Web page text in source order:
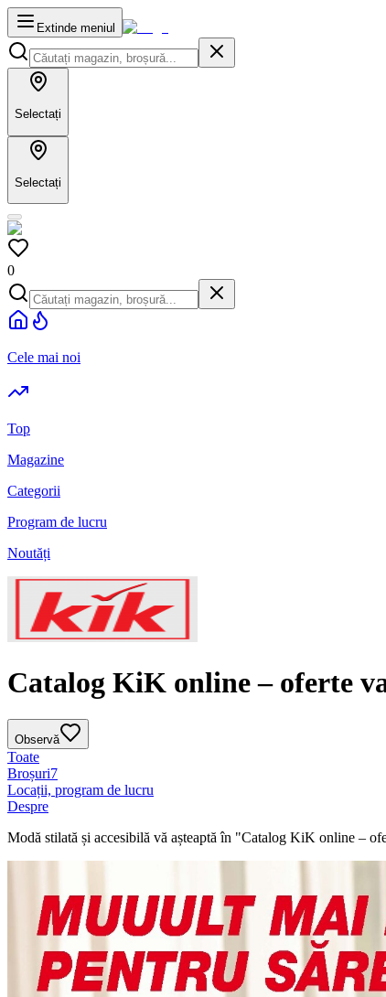
Extinde meniul
Selectați
Selectați
0
Cele mai noi
Top
Magazine
Categorii
Program de lucru
Noutăți
Catalog KiK online – oferte
Observă
Toate
Broșuri7
Locații, program de lucru
Despre
Modă stilată și accesibilă vă așteaptă în "Catalog KiK online –